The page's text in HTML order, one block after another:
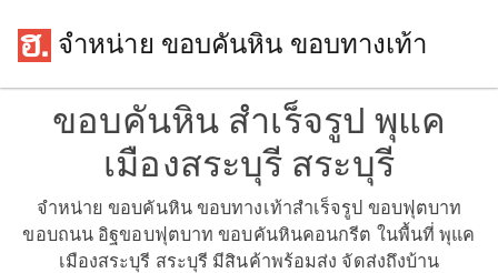
จำหน่าย ขอบคันหิน ขอบทางเท้า
ขอบคันหิน สำเร็จรูป พุแค
เมืองสระบุรี สระบุรี
จำหน่าย ขอบคันหิน ขอบทางเท้าสำเร็จรูป ขอบฟุตบาท
ขอบถนน อิฐขอบฟุตบาท ขอบคันหินคอนกรีต ในพื้นที่ พุแค
เมืองสระบุรี สระบุรี มีสินค้าพร้อมส่ง จัดส่งถึงบ้าน